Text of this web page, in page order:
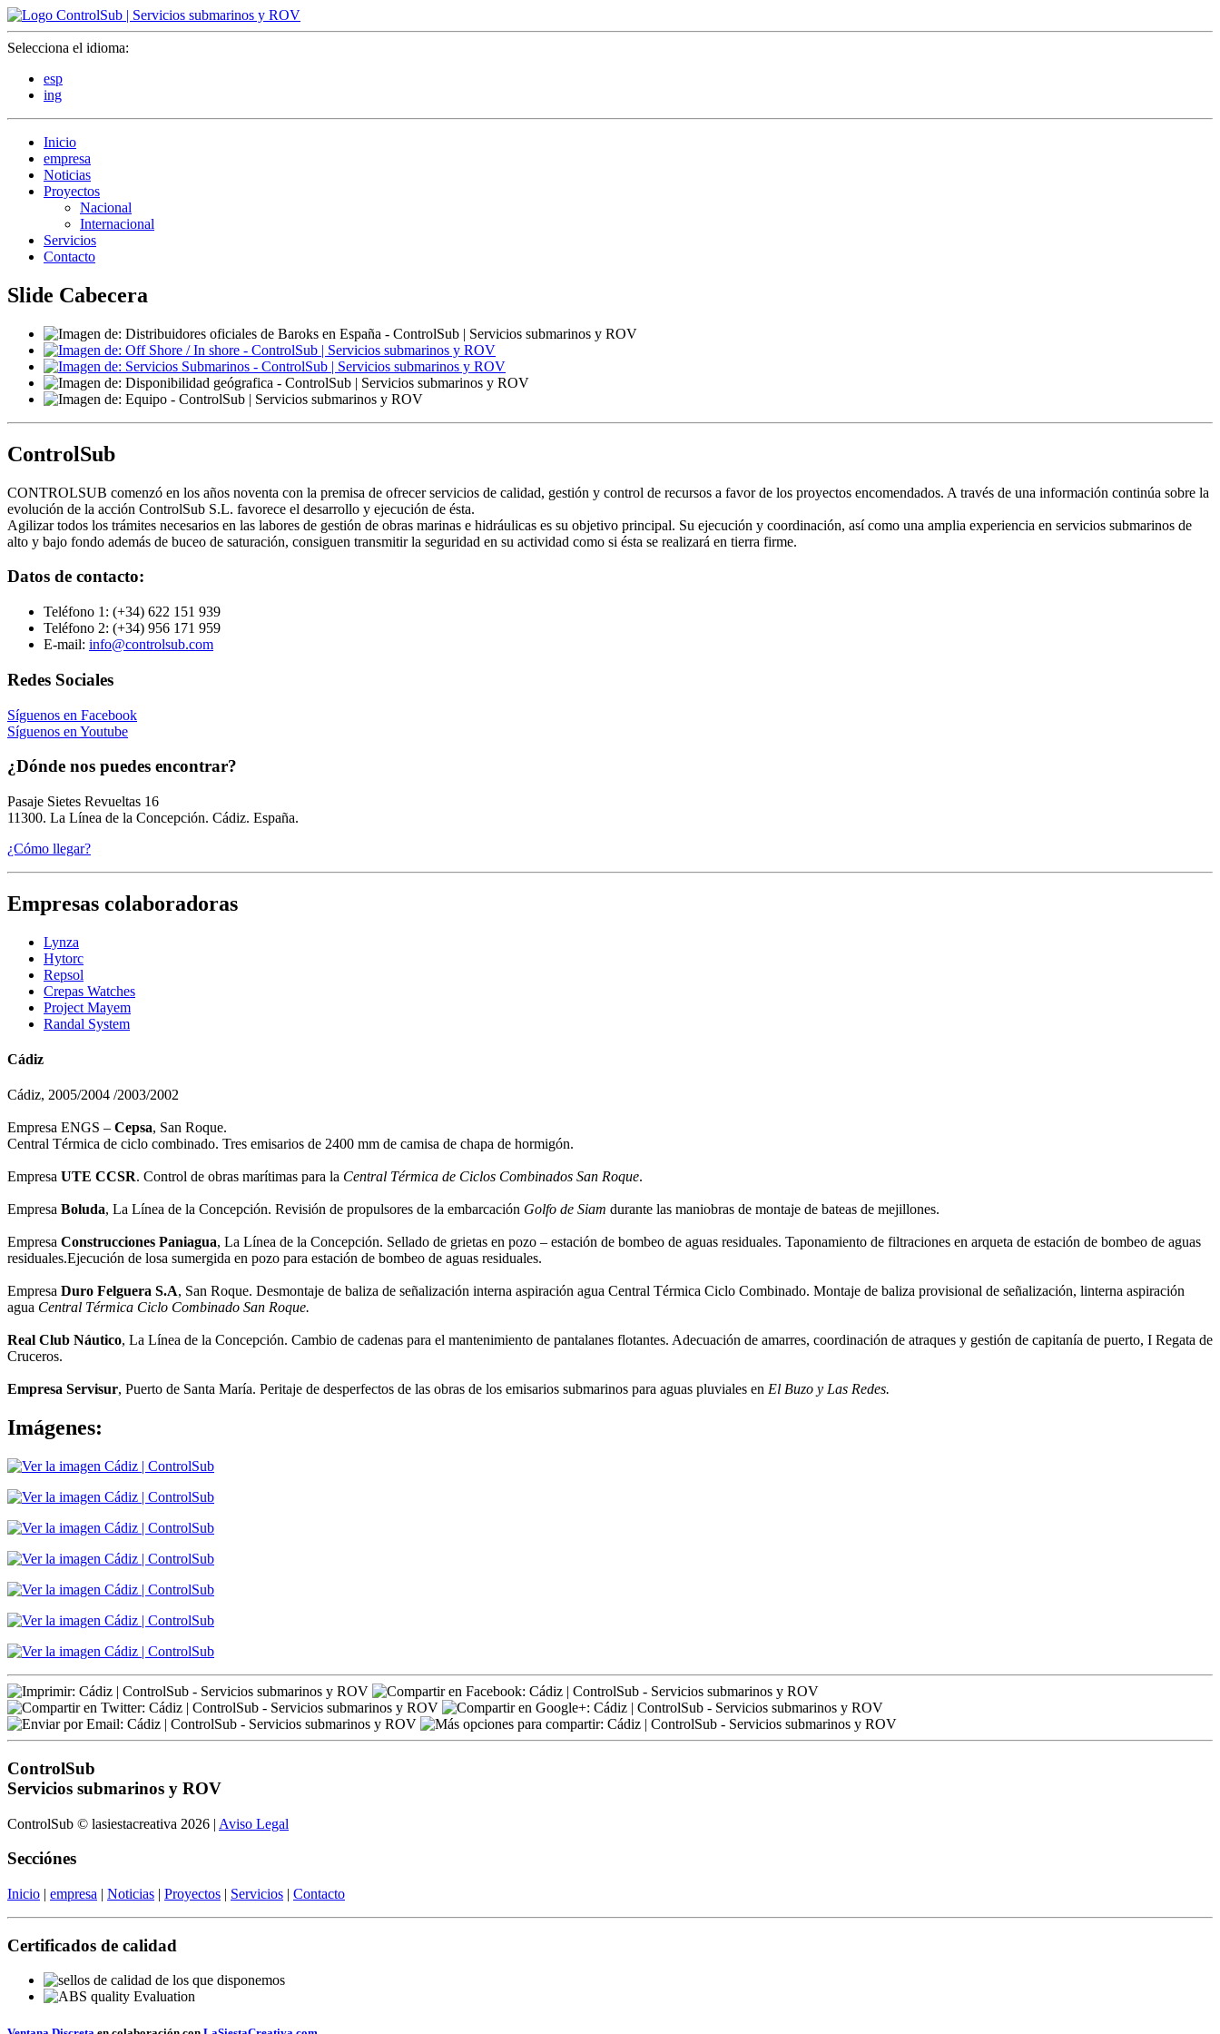
Selecciona el idioma:
esp
ing
Inicio
empresa
Noticias
Proyectos
Nacional
Internacional
Servicios
Contacto
Slide Cabecera
ControlSub
CONTROLSUB comenzó en los años noventa con la premisa de ofrecer servicios de calidad, gestión y control de recursos a favor de los proyectos encomendados. A través de una información continúa sobre la
evolución de la acción ControlSub S.L. favorece el desarrollo y ejecución de ésta.
Agilizar todos los trámites necesarios en las labores de gestión de obras marinas e hidráulicas es su objetivo principal. Su ejecución y coordinación, así como una amplia experiencia en servicios submarinos de
alto y bajo fondo además de buceo de saturación, consiguen transmitir la seguridad en su actividad como si ésta se realizará en tierra firme.
Datos de contacto:
Teléfono 1: (+34) 622 151 939
Teléfono 2: (+34) 956 171 959
E-mail: info@controlsub.com
Redes Sociales
Síguenos en Facebook
Síguenos en Youtube
¿Dónde nos puedes encontrar?
Pasaje Sietes Revueltas 16
11300. La Línea de la Concepción. Cádiz. España.
¿Cómo llegar?
Empresas colaboradoras
Lynza
Hytorc
Repsol
Crepas Watches
Project Mayem
Randal System
Cádiz
Cádiz, 2005/2004 /2003/2002
Empresa ENGS – Cepsa, San Roque.
Central Térmica de ciclo combinado. Tres emisarios de 2400 mm de camisa de chapa de hormigón.
Empresa UTE CCSR. Control de obras marítimas para la Central Térmica de Ciclos Combinados San Roque.
Empresa Boluda, La Línea de la Concepción. Revisión de propulsores de la embarcación Golfo de Siam durante las maniobras de montaje de bateas de mejillones.
Empresa Construcciones Paniagua, La Línea de la Concepción. Sellado de grietas en pozo – estación de bombeo de aguas residuales. Taponamiento de filtraciones en arqueta de estación de bombeo de aguas
residuales.Ejecución de losa sumergida en pozo para estación de bombeo de aguas residuales.
Empresa Duro Felguera S.A, San Roque. Desmontaje de baliza de señalización interna aspiración agua Central Térmica Ciclo Combinado. Montaje de baliza provisional de señalización, linterna aspiración
agua Central Térmica Ciclo Combinado San Roque.
Real Club Náutico, La Línea de la Concepción. Cambio de cadenas para el mantenimiento de pantalanes flotantes. Adecuación de amarres, coordinación de atraques y gestión de capitanía de puerto, I Regata de
Cruceros.
Empresa Servisur, Puerto de Santa María. Peritaje de desperfectos de las obras de los emisarios submarinos para aguas pluviales en El Buzo y Las Redes.
Imágenes:
ControlSub
Servicios submarinos y ROV
ControlSub © lasiestacreativa 2026 | Aviso Legal
Secciónes
Inicio | empresa | Noticias | Proyectos | Servicios | Contacto
Certificados de calidad